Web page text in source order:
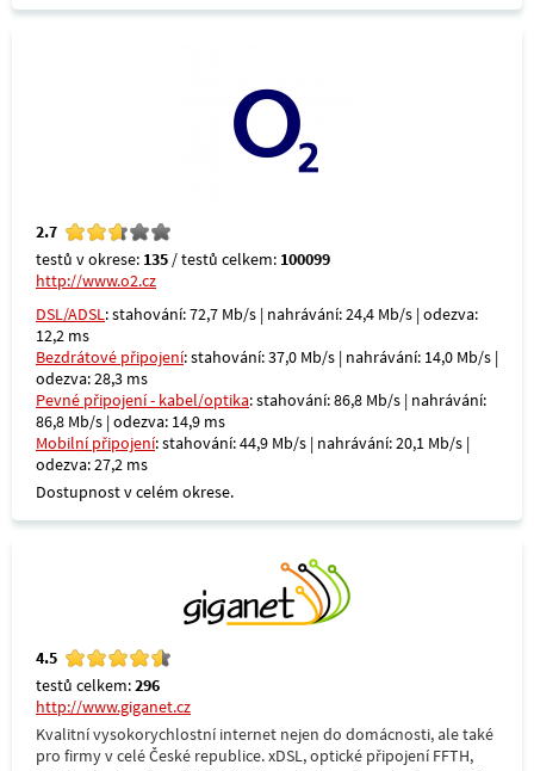
2.7
testů v okrese: 135 / testů celkem: 100099
http://www.o2.cz
DSL/ADSL: stahování: 72,7 Mb/s | nahrávání: 24,4 Mb/s | odezva:
12,2 ms
Bezdrátové připojení: stahování: 37,0 Mb/s | nahrávání: 14,0 Mb/s |
odezva: 28,3 ms
Pevné připojení - kabel/optika: stahování: 86,8 Mb/s | nahrávání:
86,8 Mb/s | odezva: 14,9 ms
Mobilní připojení: stahování: 44,9 Mb/s | nahrávání: 20,1 Mb/s |
odezva: 27,2 ms
Dostupnost v celém okrese.
4.5
testů celkem:296
http://www.giganet.cz
Kvalitní vysokorychlostní internet nejen do domácnosti, ale také
pro firmy v celé České republice. xDSL, optické připojení FFTH,